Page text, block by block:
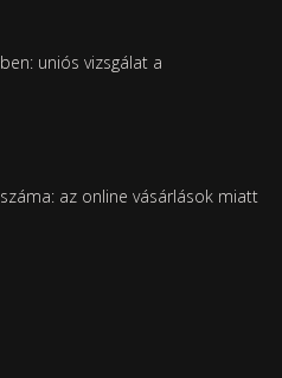
uniós vizsgálat a
az online vásárlások miatt